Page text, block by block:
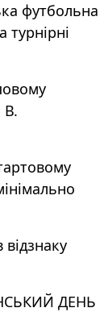
футбольна
турнірні
В.
ДЕНЬ